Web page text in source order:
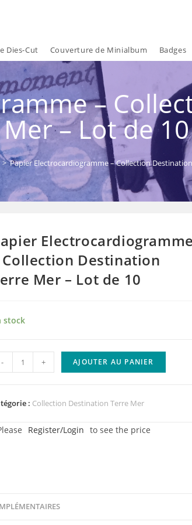
Dies-Cut Couverture de Minialbum Badges
–
– Lot de 10
> Papier Electrocardiogramme – Collection
Electrocardiogramme
Collection Destination
Mer – Lot de 10
stock
- + AJOUTER AU PANIER
: Collection Destination Terre Mer
Register/Login to see the price